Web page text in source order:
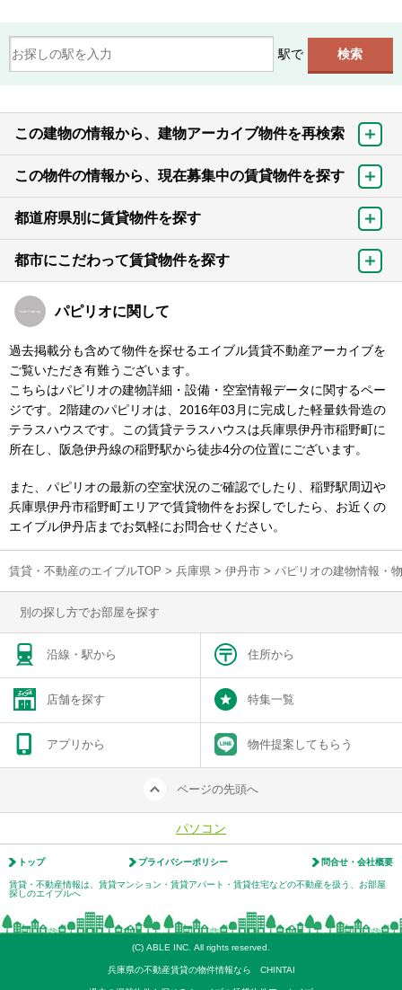
駅で
この建物の情報から、建物アーカイブ物件を再検索
この物件の情報から、現在募集中の賃貸物件を探す
都道府県別に賃貸物件を探す
都市にこだわって賃貸物件を探す
パピリオに関して
過去掲載分も含めて物件を探せるエイブル賃貸不動産アーカイブを
ご覧いただき有難うございます。
こちらはパピリオの建物詳細・設備・空室情報データに関するペー
ジです。2階建のパピリオは、2016年03月に完成した軽量鉄骨造の
テラスハウスです。この賃貸テラスハウスは兵庫県伊丹市稲野町に
所在し、阪急伊丹線の稲野駅から徒歩4分の位置にございます。
また、パピリオの最新の空室状況のご確認でしたり、稲野駅周辺や
兵庫県伊丹市稲野町エリアで賃貸物件をお探しでしたら、お近くの
エイブル伊丹店までお気軽にお問合せください。
賃貸・不動産のエイブルTOP > 兵庫県 > 伊丹市 > パピリオの建物情報・
別の探し方でお部屋を探す
沿線・駅から 住所から
店舗を探す 特集一覧
アプリから 物件提案してもらう
ページの先頭へ
パソコン
トップ プライバシーポリシー 問合せ・会社概要
賃貸・不動産情報は、賃貸マンション・賃貸アパート・賃貸住宅などの不動産を扱う、お部屋
探しのエイブルへ
(C) ABLE INC. All rights reserved.
兵庫県の不動産賃貸の物件情報なら CHINTAI